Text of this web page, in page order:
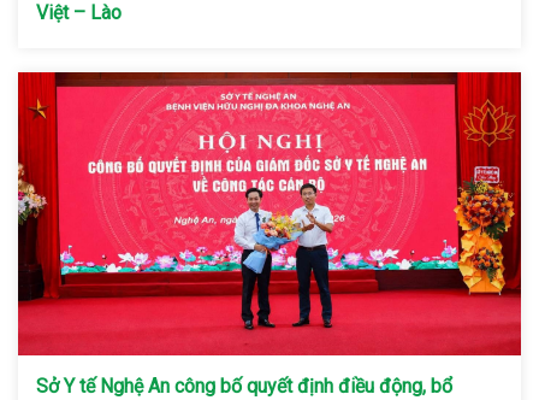
Việt – Lào
Sở Y tế Nghệ An công bố quyết định điều động, bổ